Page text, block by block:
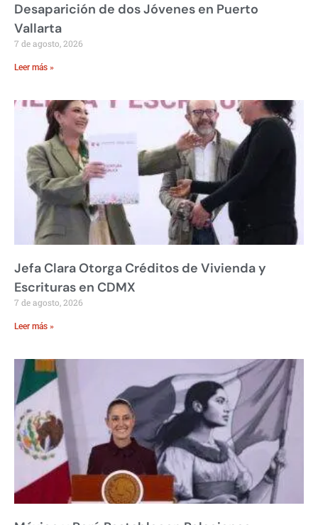
Desaparición de dos Jóvenes en Puerto
Vallarta
7 de agosto, 2026
Leer más »
Jefa Clara Otorga Créditos de Vivienda y
Escrituras en CDMX
7 de agosto, 2026
Leer más »